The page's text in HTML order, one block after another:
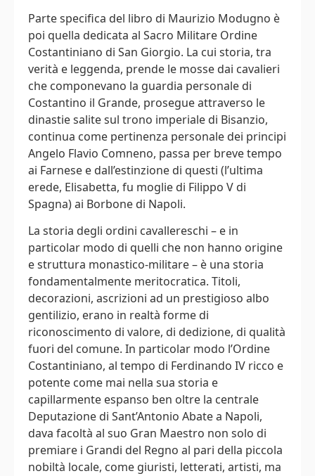
Parte specifica del libro di Maurizio Modugno è
poi quella dedicata al Sacro Militare Ordine
Costantiniano di San Giorgio. La cui storia, tra
verità e leggenda, prende le mosse dai cavalieri
che componevano la guardia personale di
Costantino il Grande, prosegue attraverso le
dinastie salite sul trono imperiale di Bisanzio,
continua come pertinenza personale dei principi
Angelo Flavio Comneno, passa per breve tempo
ai Farnese e dall’estinzione di questi (l’ultima
erede, Elisabetta, fu moglie di Filippo V di
Spagna) ai Borbone di Napoli.
La storia degli ordini cavallereschi – e in
particolar modo di quelli che non hanno origine
e struttura monastico-militare – è una storia
fondamentalmente meritocratica. Titoli,
decorazioni, ascrizioni ad un prestigioso albo
gentilizio, erano in realtà forme di
riconoscimento di valore, di dedizione, di qualità
fuori del comune. In particolar modo l’Ordine
Costantiniano, al tempo di Ferdinando IV ricco e
potente come mai nella sua storia e
capillarmente espanso ben oltre la centrale
Deputazione di Sant’Antonio Abate a Napoli,
dava facoltà al suo Gran Maestro non solo di
premiare i Grandi del Regno al pari della piccola
nobiltà locale, come giuristi, letterati, artisti, ma